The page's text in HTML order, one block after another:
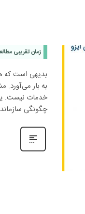
زمان تقریبی
به بار
خدمات نیست.
چگونگی